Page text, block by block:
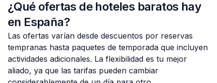
¿Qué ofertas de hoteles baratos hay
en España?
Las ofertas varían desde descuentos por reservas
tempranas hasta paquetes de temporada que incluyen
actividades adicionales. La flexibilidad es tu mejor
aliado, ya que las tarifas pueden cambiar